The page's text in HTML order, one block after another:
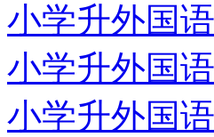
小学升外国
小学升外国
小学升外国